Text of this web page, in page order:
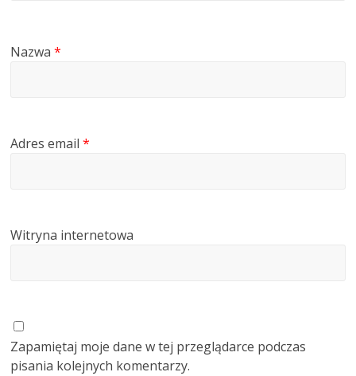
Nazwa*
Adres email*
Witryna internetowa
Zapamiętaj moje dane w tej przeglądarce podczas
pisania kolejnych komentarzy.